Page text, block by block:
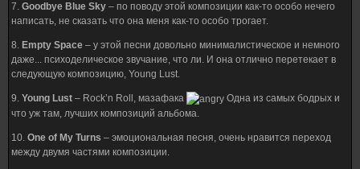
7. Goodbye Blue Sky – по поводу этой композиции как-то особо нечего
написать, не сказать что она меня как-то особо трогает.
8. Empty Space – у этой песни довольно минималистическое и немного
даже... психоделическое звучание, что ли. И она отлично перетекает в
следующую композицию, Young Lust.
9. Young Lust – Rock’n Roll, мазафака
Одна из самых бодрых и
что уж там, лучших композиций альбома.
10. One of My Turns – эмоциональная песня, очень нравится переход
между двумя частями композиции.